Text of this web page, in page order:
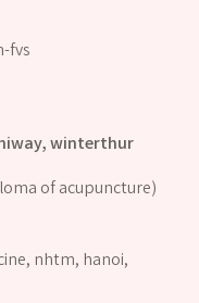
fvs
winterthur
of acupuncture)
nhtm, hanoi,